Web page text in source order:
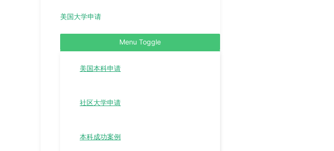
美国大学申请
Menu Toggle
美国本科申请
社区大学申请
本科成功案例